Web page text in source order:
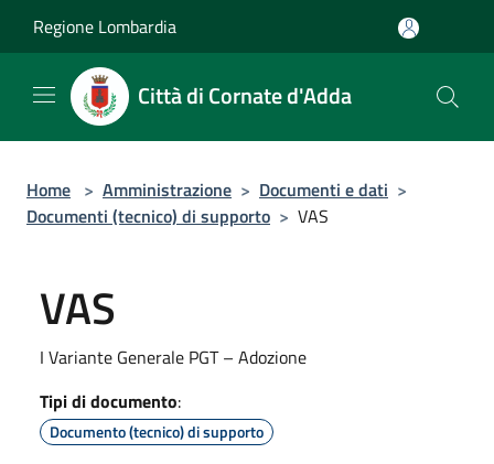
Regione Lombardia
Città di Cornate d'Adda
Home > Amministrazione > Documenti e dati >
Documenti (tecnico) di supporto > VAS
VAS
I Variante Generale PGT – Adozione
Tipi di documento:
Documento (tecnico) di supporto